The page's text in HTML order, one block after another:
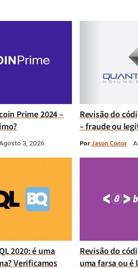
Prime 2024 –
3, 2026
Revisão do
– fraude ou
PorJason Conor
2020: é uma
Verificamos
Revisão do
uma farsa ou é